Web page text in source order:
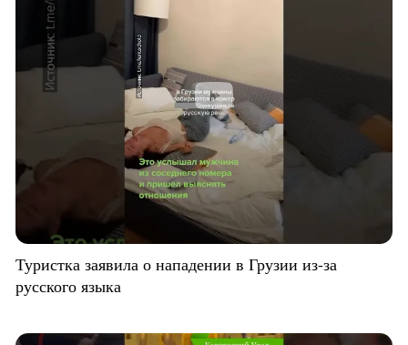
Туристка заявила о нападении в Грузии из-за
русского языка